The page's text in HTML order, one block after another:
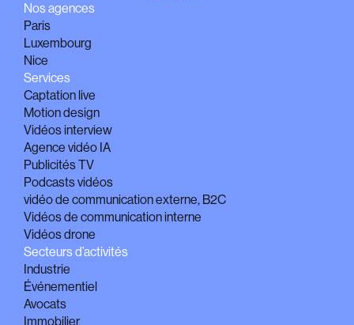
Nos agences
Paris
Luxembourg
Nice
Services
Captation live
Motion design
Vidéos interview
Agence vidéo IA
Publicités TV
Podcasts vidéos
vidéo de communication externe, B2C
Vidéos de communication interne
Vidéos drone
Secteurs d’activités
Industrie
Événementiel
Avocats
Immobilier